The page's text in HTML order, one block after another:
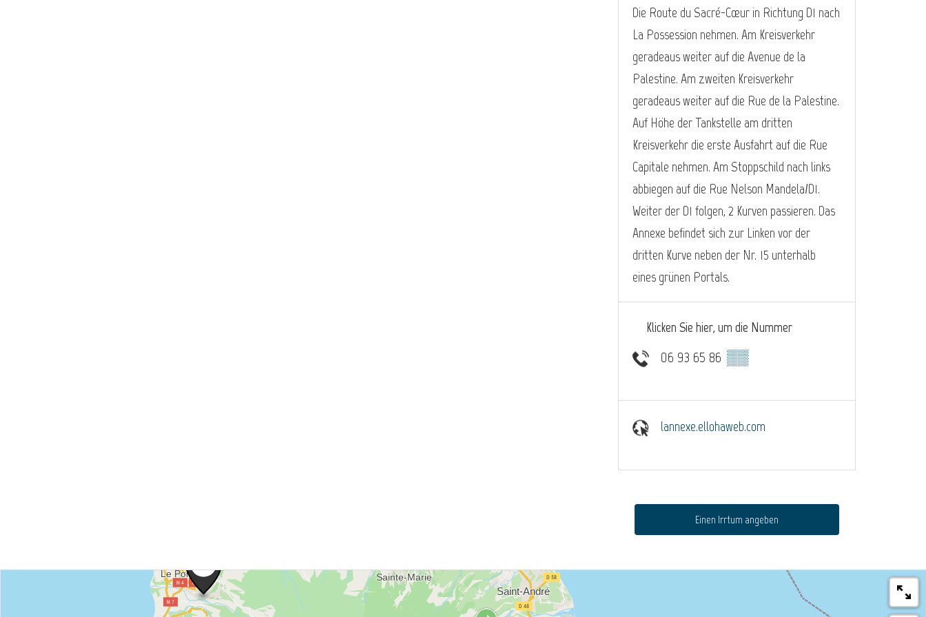
Die Route du Sacré-Cœur in Richtung D1 nach
La Possession nehmen. Am Kreisverkehr
geradeaus weiter auf die Avenue de la
Palestine. Am zweiten Kreisverkehr
geradeaus weiter auf die Rue de la Palestine.
Auf Höhe der Tankstelle am dritten
Kreisverkehr die erste Ausfahrt auf die Rue
Capitale nehmen. Am Stoppschild nach links
abbiegen auf die Rue Nelson Mandela/D1.
Weiter der D1 folgen, 2 Kurven passieren. Das
Annexe befindet sich zur Linken vor der
dritten Kurve neben der Nr. 15 unterhalb
eines grünen Portals.
Klicken Sie hier, um die Nummer
06 93 65 86 ▒▒
lannexe.ellohaweb.com
Einen Irrtum angeben